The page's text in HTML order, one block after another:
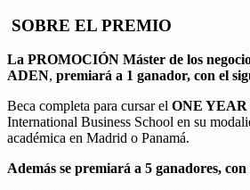
SOBRE EL PREMIO
La PROMOCIÓN Máster de los
ADEN, premiará a 1 ganador, con el
Beca completa para cursar el ONE
International Business School en su
académica en Madrid o Panamá.
Además se premiará a 5 ganadores,